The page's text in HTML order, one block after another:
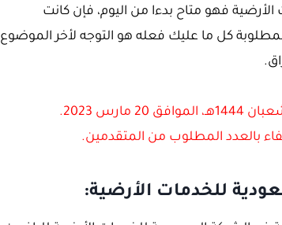
فهو متاح بدءا من اليوم، فإن كانت
كل ما عليك فعله هو التوجه لأخر الموضوع
بالعدد المطلوب من المتقدمين.
للخدمات الأرضية: